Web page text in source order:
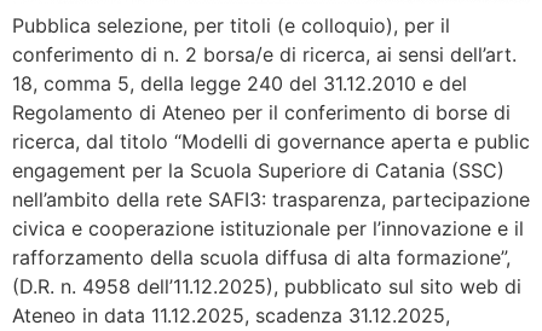
Pubblica selezione, per titoli (e colloquio), per il
conferimento di n. 2 borsa/e di ricerca, ai sensi dell’art.
18, comma 5, della legge 240 del 31.12.2010 e del
Regolamento di Ateneo per il conferimento di borse di
ricerca, dal titolo “Modelli di governance aperta e public
engagement per la Scuola Superiore di Catania (SSC)
nell’ambito della rete SAFI3: trasparenza, partecipazione
civica e cooperazione istituzionale per l’innovazione e il
rafforzamento della scuola diffusa di alta formazione”,
(D.R. n. 4958 dell’11.12.2025), pubblicato sul sito web di
Ateneo in data 11.12.2025, scadenza 31.12.2025,